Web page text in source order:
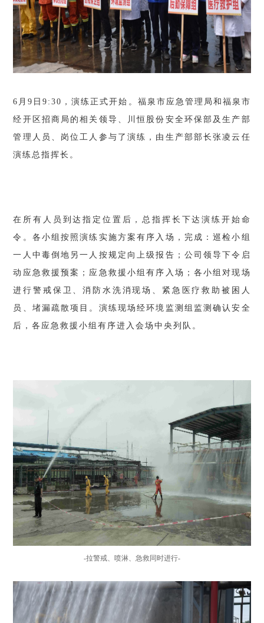
6月9日9:30，演练正式开始。福泉市应急管理局和福泉市
经开区招商局的相关领导、川恒股份安全环保部及生产部
管理人员、岗位工人参与了演练，由生产部部长张凌云任
演练总指挥长。
在所有人员到达指定位置后，总指挥长下达演练开始命
令。各小组按照演练实施方案有序入场，完成：巡检小组
一人中毒倒地另一人按规定向上级报告；公司领导下令启
动应急救援预案；应急救援小组有序入场；各小组对现场
进行警戒保卫、消防水洗消现场、紧急医疗救助被困人
员、堵漏疏散项目。演练现场经环境监测组监测确认安全
后，各应急救援小组有序进入会场中央列队。
-拉警戒、喷淋、急救同时进行-